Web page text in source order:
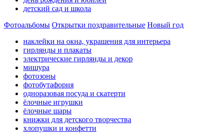
детский сад и школа
Фотоальбомы Открытки поздравительные Новый год
наклейки на окна, украшения для интерьера
гирлянды и плакаты
электрические гирлянды и декор
мишура
фотозоны
фотобутафория
одноразовая посуда и скатерти
ёлочные игрушки
ёлочные шары
книжки для детского творчества
хлопушки и конфетти